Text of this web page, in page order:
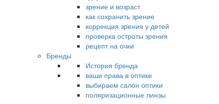
зрение и возраст
как сохранить зрение
коррекция зрения у детей
проверка остроты зрения
рецепт на очки
Бренды
История бренда
ваши права в оптике
выбираем салон оптики
поляризационные линзы